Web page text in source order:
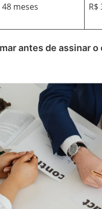
48 meses R$
antes de assinar o